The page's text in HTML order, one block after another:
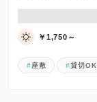
￥1,750～
座敷 貸切OK